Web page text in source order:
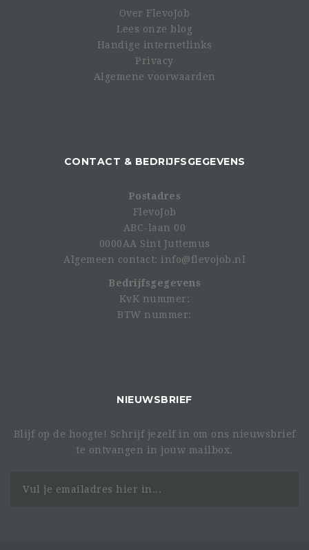
Over FlevoJob
Lees onze blog
Handige internetlinks
Privacy
Algemene voorwaarden
CONTACT & BEDRIJFSGEGEVENS
Postadres
FlevoJob
ABC-laan 00
0000AA Sint Juttemus
Algemeen contact: info@flevojob.nl
Bedrijfsgegevens
KvK nummer:
BTW nummer:
NIEUWSBRIEF
Blijf op de hoogte! Schrijf jezelf in om ons nieuwsbrief
te ontvangen in jouw mailbox.